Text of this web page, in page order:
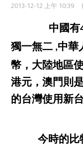
2013-12-12 上午 10:39
中國有
獨一無二 ,中華
幣， 大陸地區
港元 ，澳門則
的台灣使用新
今時的比